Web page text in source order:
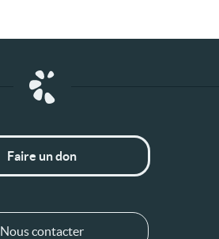
Faire un don
Nous contacter